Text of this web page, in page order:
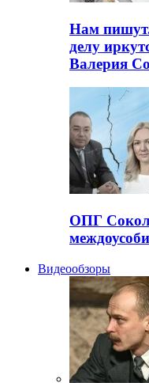
Нам пишут.
делу
Валерия
ОПГ
Видеообзоры